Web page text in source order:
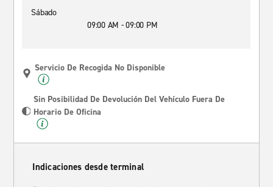
Sábado
09:00 AM - 09:00 PM
Servicio De Recogida No Disponible
Sin Posibilidad De Devolución Del Vehículo Fuera De
Horario De Oficina
Indicaciones desde terminal